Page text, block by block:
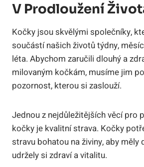
V Prodloužení
Kočky jsou skvělými společníky,
součástí našich životů týdny,
léta. Abychom zaručili dlouhý a
milovaným kočkám, musíme jim
pozornost, kterou si zaslouží.
Jednou z nejdůležitějších věcí pro
kočky je kvalitní strava. Kočky
stravu bohatou na živiny, aby měly
udržely si zdraví a vitalitu.